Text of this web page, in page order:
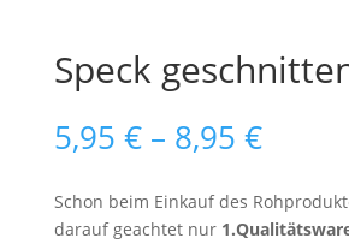
Speck
5,95 € – 8,95 €
5,95 €
bis
8,95 €
Schon beim Einkauf des
darauf geachtet nur